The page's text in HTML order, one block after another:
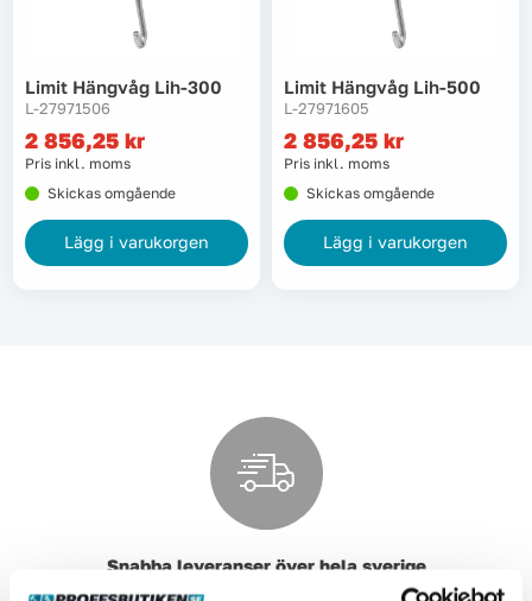
Limit Hängvåg Lih-300
L-27971506
2 856,25 kr
Pris inkl. moms
Skickas omgående
Lägg i varukorgen
Limit Hängvåg Lih-500
L-27971605
2 856,25 kr
Pris inkl. moms
Skickas omgående
Lägg i varukorgen
Snabba leveranser över hela sverige
Fri frakt vid köp över 4 990 kr